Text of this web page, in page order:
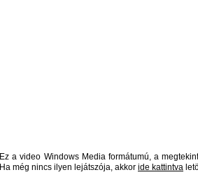
Ez a video Windows Media formátumú, a
Ha még nincs ilyen lejátszója, akkor ide kattintva